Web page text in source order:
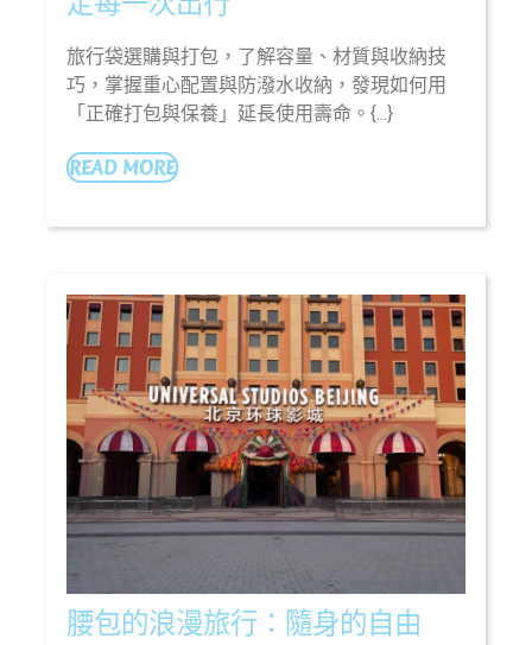
袋
選
購
包
南：
輕
鬆
搞
定
每
一
次
出
行
旅行袋選購與打包，了解容量、材質與收納技
巧，掌握重心配置與防潑水收納，發現如何用
「正確打包與保養」延長使用壽命。{...}
READ MOREREAD
腰包的浪漫旅行：隨身的自由